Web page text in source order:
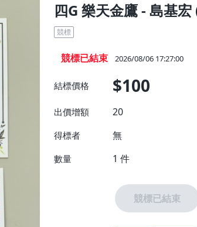
四G 樂天金鷹 - 島基
競標
競標已結束 2026/08/06 17:27:00
結標價格 $100
出價增額 20
得標者 無
數量 1 件
競標已結束